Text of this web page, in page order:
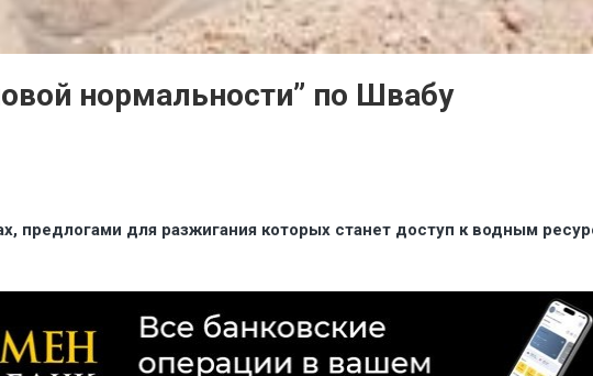
нормальности” по Швабу
предлогами для разжигания которых станет доступ к водным